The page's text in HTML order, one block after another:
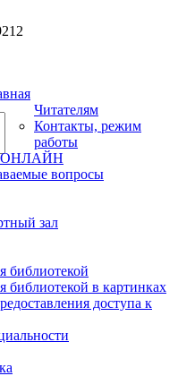
Читателям
Контакты, режим
работы
ОНЛАЙН
вопросы
зал
библиотекой
библиотекой в картинках
доступа к